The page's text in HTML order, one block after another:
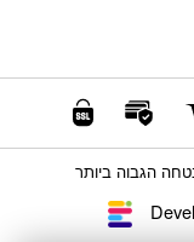
הגבוה ביותר